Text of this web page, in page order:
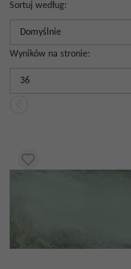
Sortuj według:
Wyników na stronie: